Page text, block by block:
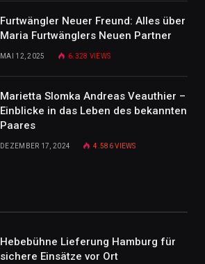
Furtwängler Neuer Freund: Alles über
Maria Furtwänglers Neuen Partner
MAI 12, 2025 6.328 VIEWS
Marietta Slomka Andreas Veauthier –
Einblicke in das Leben des bekannten
Paares
DEZEMBER 17, 2024 4.586VIEWS
Hebebühne Lieferung Hamburg für
sichere Einsätze vor Ort